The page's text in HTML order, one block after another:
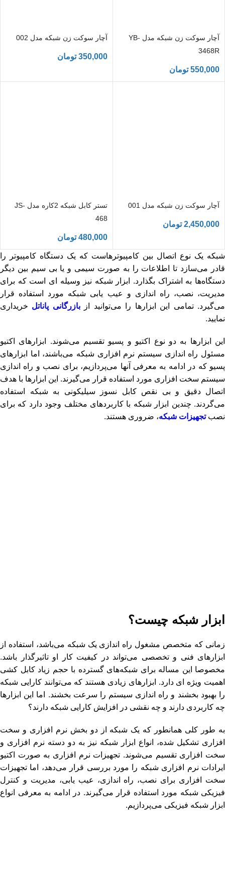
آچار سوکت زن شبکه مدل YB-
3468R
550,000 تومان
آچار سوکت زن شبکه مدل 002
350,000 تومان
آچار سوکت زن شبکه مدل 001
2,450,000 تومان
تستر کابل شبکه 2کاره مدل JS-
468
480,000 تومان
شبکه یک نوع اتصال بین کامپیوترهاست که یک دستگاه کامپیوتر را
قادر می‌سازد تا اطلاعات را به صورت سیمی و یا بی سیم بین دیگر
دستگاه‌ها به اشتراک بگذارد. ابزار شبکه نیز وسیله ای است که برای
مدیریت، نصب، راه اندازی و عیب یابی شبکه مورد استفاده قرار
می‌گیرد. تمامی این ابزارها را می‌توانید ازبازرگانی پاناتل خریداری
نمایید.
این ابزارها به دو نوع اکتیو و پسیو تقسیم می‌شوند. ابزارهای اکتیو
مسئول راه اندازی سیستم نرم افزاری شبکه می‌باشند، اما ابزارهای
پسیو که در ادامه به معرفی آنها می‌پردازیم، برای نصب و راه اندازی
سیستم سخت افزاری مورد استفاده قرار می‌گیرند. این ابزارها با هدف
اتصال دقیق و بی نقص کابل نسوز سیلیکونی به شبکه استفاده
می‌گردند. چندین ابزار شبکه با کاربردهای مختلف وجود دارد که برای
نصبتجهیزات شبکه، ضروری هستند.
ابزار شبکه چیست؟
زمانی که متخصص مشغول راه اندازی یک شبکه می‌باشد، استفاده از
ابزارهای فنی و تخصصی می‌تواند در کیفیت کار او تاثیرگذار باشد.
مخصوصا این مساله برای شبکه‌های گسترده با حجم زیاد کابل کشی
اهمیت ویژه ای دارد. ابزارهای زیادی هستند که می‌توانند کارایی شبکه
را بهبود بخشند و راه اندازی سیستم را سرعت بخشند. اما این ابزارها
چه کاربردی دارند و چه نقشی در افزایش کارایی شبکه دارند؟
به طور کلی همانطور که یک شبکه از دو بخش نرم افزاری و سخت
افزاری تشکیل شده، انواع ابزار شبکه نیز به دو دسته نرم افزاری و
سخت افزاری تقسیم می‌شوند. تجهیزات نرم افزاری به صورت اکتیو
ایرادات نرم افزاری شبکه را مورد بررسی قرار می‌دهد، اما تجهیزات
سخت افزاری برای نصب، راه اندازی، عیب یابی، مدیریت و کنترل
فیزیکی شبکه مورد استفاده قرار می‌گیرند. در ادامه به معرفی انواع
ابزار شبکه فیزیکی می‌پردازیم.